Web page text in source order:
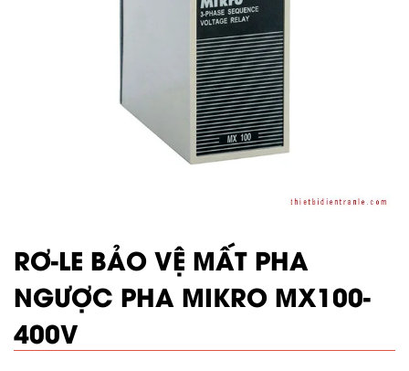
RƠ-LE BẢO VỆ MẤT PHA
NGƯỢC PHA MIKRO MX100-
400V